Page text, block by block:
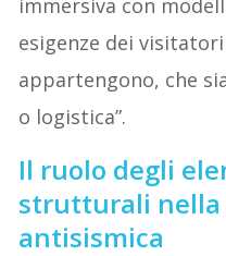
esigenze dei
appartengono, che
o logistica”.
Il ruolo degli
strutturali nella
antisismica